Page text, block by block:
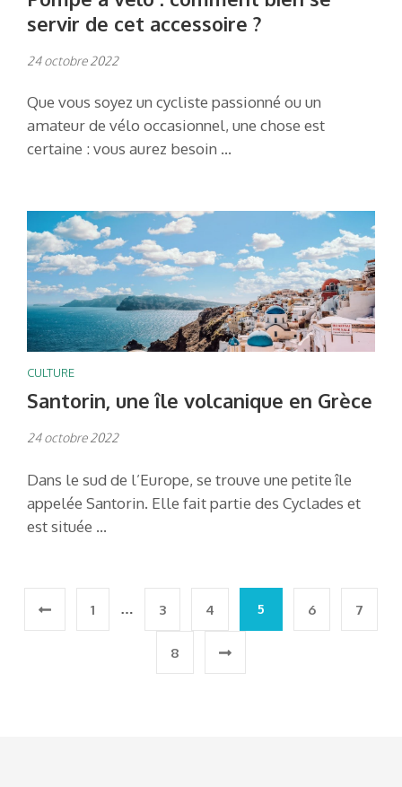
servir de cet accessoire ?
24 octobre 2022
Que vous soyez un cycliste passionné ou un
amateur de vélo occasionnel, une chose est
certaine : vous aurez besoin …
CULTURE
Santorin, une île volcanique en Grèce
24 octobre 2022
Dans le sud de l’Europe, se trouve une petite île
appelée Santorin. Elle fait partie des Cyclades et
est située …
Pagination1 … 3 4 5 6 7
8